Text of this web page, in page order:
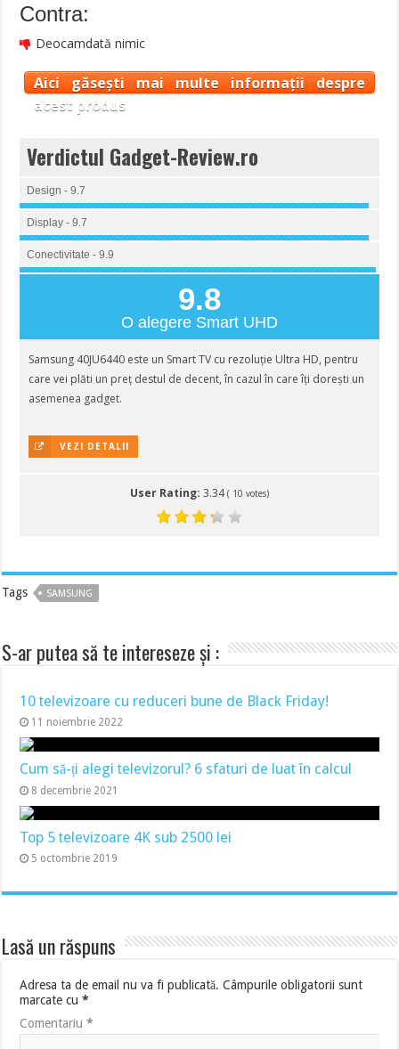
Contra:
Deocamdată nimic
Aici găsești mai multe informații despre
acest produs
Verdictul Gadget-Review.ro
Design - 9.7
Display - 9.7
Conectivitate - 9.9
9.8
O alegere Smart UHD
Samsung 40JU6440 este un Smart TV cu rezoluție Ultra HD, pentru
care vei plăti un preț destul de decent, în cazul în care îți dorești un
asemenea gadget.
VEZI DETALII
User Rating: 3.34 ( 10 votes)
Tags SAMSUNG
S-ar putea să te intereseze și :
10 televizoare cu reduceri bune de Black Friday!
11 noiembrie 2022
Cum să-ți alegi televizorul? 6 sfaturi de luat în calcul
8 decembrie 2021
Top 5 televizoare 4K sub 2500 lei
5 octombrie 2019
Lasă un răspuns
Adresa ta de email nu va fi publicată. Câmpurile obligatorii sunt
marcate cu*
Comentariu*